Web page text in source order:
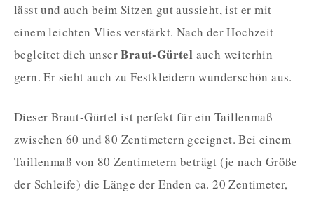
lässt und auch beim Sitzen gut aussieht, ist er mit
einem leichten Vlies verstärkt. Nach der Hochzeit
begleitet dich unserBraut-Gürtel auch weiterhin
gern. Er sieht auch zu Festkleidern wunderschön aus.
Dieser Braut-Gürtel ist perfekt für ein Taillenmaß
zwischen 60 und 80 Zentimetern geeignet. Bei einem
Taillenmaß von 80 Zentimetern beträgt (je nach Größe
der Schleife) die Länge der Enden ca. 20 Zentimeter,